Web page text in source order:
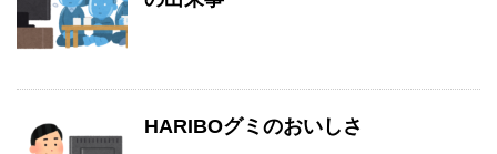
HARIBOグミのおいしさ